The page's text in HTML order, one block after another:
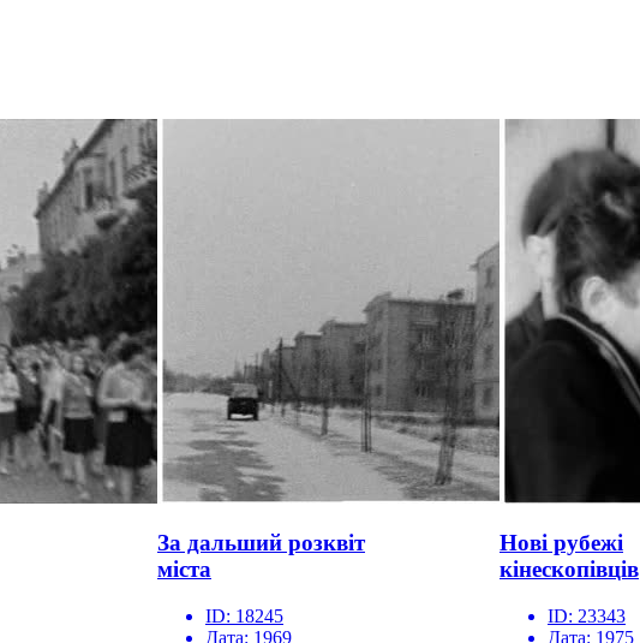
За дальший розквіт
міста
ID: 18245
Дата: 1969
Нові рубежі
кінескопівців
ID: 23343
Дата: 1975